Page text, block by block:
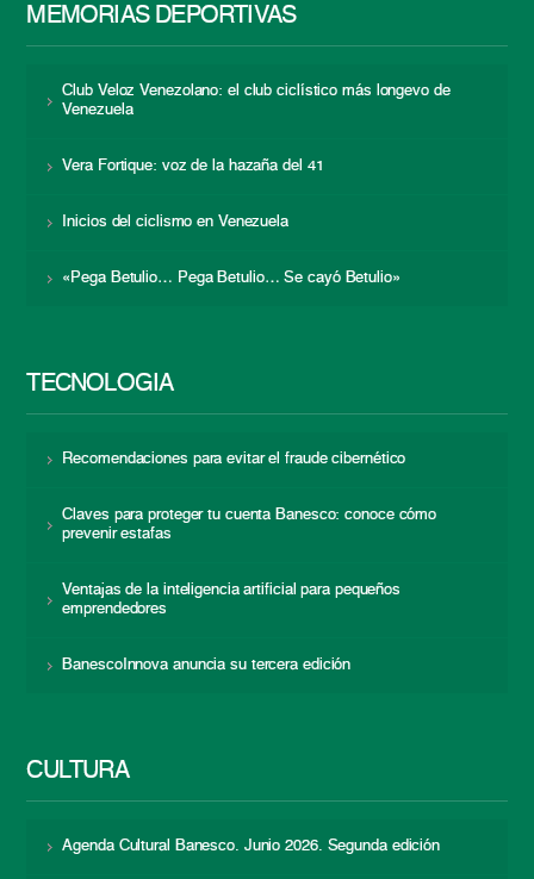
MEMORIAS DEPORTIVAS
Club Veloz Venezolano: el club ciclístico más longevo de
Venezuela
Vera Fortique: voz de la hazaña del 41
Inicios del ciclismo en Venezuela
«Pega Betulio… Pega Betulio… Se cayó Betulio»
TECNOLOGÍA
Recomendaciones para evitar el fraude cibernético
Claves para proteger tu cuenta Banesco: conoce cómo
prevenir estafas
Ventajas de la inteligencia artificial para pequeños
emprendedores
BanescoInnova anuncia su tercera edición
CULTURA
Agenda Cultural Banesco. Junio 2026. Segunda edición